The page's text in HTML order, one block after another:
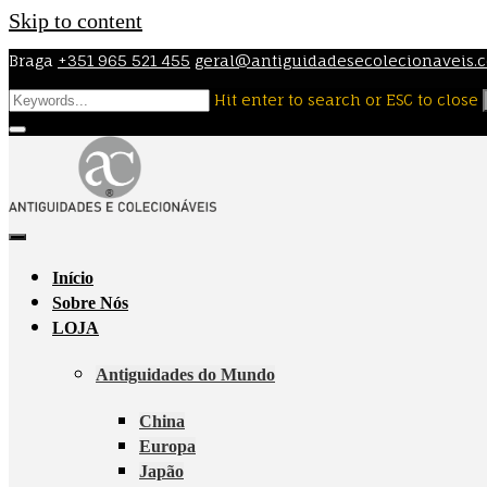
Skip to content
Braga +351 965 521 455
Hit enter to search or ESC to close
Início
Sobre Nós
LOJA
Antiguidades do Mundo
China
Europa
Japão